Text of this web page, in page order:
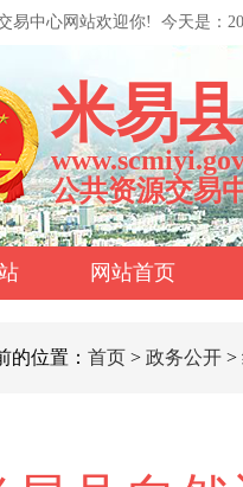
易中心网站欢迎你! 今天是：
米易
公共资源交易
网站首页
的位置： 首页 > 政务公开 >